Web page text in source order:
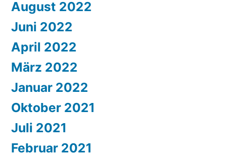
August 2022
Juni 2022
April 2022
März 2022
Januar 2022
Oktober 2021
Juli 2021
Februar 2021